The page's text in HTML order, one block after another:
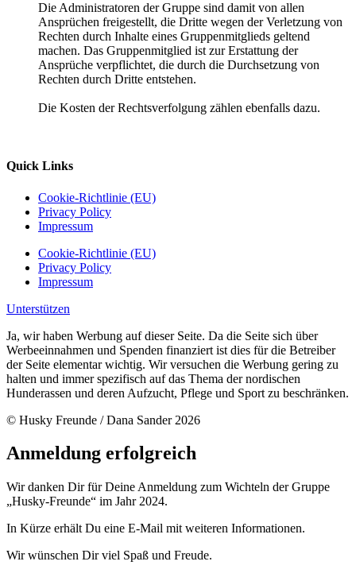
Die Administratoren der Gruppe sind damit von allen
Ansprüchen freigestellt, die Dritte wegen der Verletzung von
Rechten durch Inhalte eines Gruppenmitglieds geltend
machen. Das Gruppenmitglied ist zur Erstattung der
Ansprüche verpflichtet, die durch die Durchsetzung von
Rechten durch Dritte entstehen.
Die Kosten der Rechtsverfolgung zählen ebenfalls dazu.
Quick Links
Cookie-Richtlinie (EU)
Privacy Policy
Impressum
Cookie-Richtlinie (EU)
Privacy Policy
Impressum
Unterstützen
Ja, wir haben Werbung auf dieser Seite. Da die Seite sich über
Werbeeinnahmen und Spenden finanziert ist dies für die Betreiber
der Seite elementar wichtig. Wir versuchen die Werbung gering zu
halten und immer spezifisch auf das Thema der nordischen
Hunderassen und deren Aufzucht, Pflege und Sport zu beschränken.
© Husky Freunde / Dana Sander 2026
Anmeldung erfolgreich
Wir danken Dir für Deine Anmeldung zum Wichteln der Gruppe
„Husky-Freunde“ im Jahr 2024.
In Kürze erhält Du eine E-Mail mit weiteren Informationen.
Wir wünschen Dir viel Spaß und Freude.